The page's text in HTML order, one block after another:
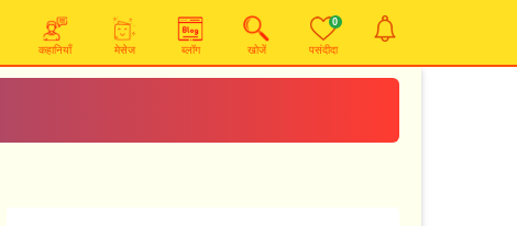
कहानियाँ मेसेज ब्लॉग खोजें
0
पसंदीदा